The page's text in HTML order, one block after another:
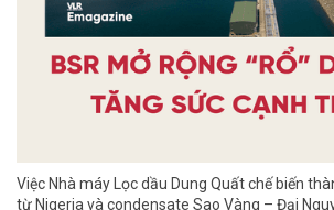
Việc Nhà máy Lọc dầu Dung Quất chế biến
từ Nigeria và condensate Sao Vàng – Đại